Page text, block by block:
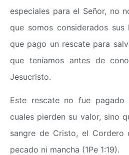
especiales para el Señor, no
que somos considerados
que pago un rescate para
que teníamos antes de
Jesucristo.
Este rescate no fue
cuales pierden su valor, sino
sangre de Cristo, el Cordero
pecado ni mancha (1Pe 1:19).